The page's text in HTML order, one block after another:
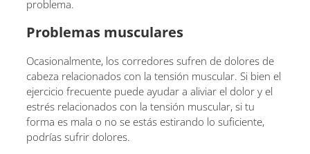
problema.
Problemas musculares
Ocasionalmente, los corredores sufren de dolores de
cabeza relacionados con la tensión muscular. Si bien el
ejercicio frecuente puede ayudar a aliviar el dolor y el
estrés relacionados con la tensión muscular, si tu
forma es mala o no se estás estirando lo suficiente,
podrías sufrir dolores.